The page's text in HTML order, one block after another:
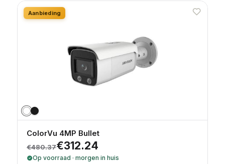
Aanbieding
ColorVu 4MP Bullet
€480.37
Oorspronkelijke prijs was: €480.37.
€312.24
Huidige prijs is: €312.24.
Op voorraad · morgen in huis